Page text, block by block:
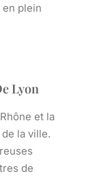
en plein
Lyon
et la
la ville.
de